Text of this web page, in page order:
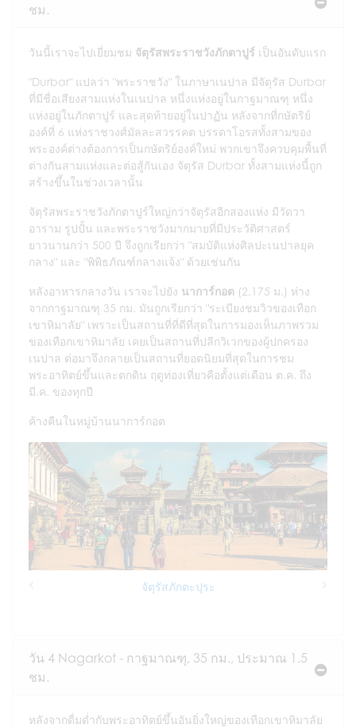
ชม.
วันนี้เราจะไปเยี่ยมชม จัตุรัสพระราชวังภักตาปูร์ เป็นอันดับแรก
"Durbar" แปลว่า "พระราชวัง" ในภาษาเนปาล มีจัตุรัส Durbar
ที่มีชื่อเสียงสามแห่งในเนปาล หนึ่งแห่งอยู่ในกาฐมาณฑุ หนึ่ง
แห่งอยู่ในภักตาปูร์ และสุดท้ายอยู่ในปาฏัน หลังจากที่กษัตริย์
องค์ที่ 6 แห่งราชวงศ์มัลละสวรรคต บรรดาโอรสทั้งสามของ
พระองค์ต่างต้องการเป็นกษัตริย์องค์ใหม่ พวกเขาจึงควบคุมพื้นที่
ต่างกันสามแห่งและต่อสู้กันเอง จัตุรัส Durbar ทั้งสามแห่งนี้ถูก
สร้างขึ้นในช่วงเวลานั้น
จัตุรัสพระราชวังภักตาปูร์ใหญ่กว่าจัตุรัสอีกสองแห่ง มีวัดวา
อาราม รูปปั้น และพระราชวังมากมายที่มีประวัติศาสตร์
ยาวนานกว่า 500 ปี จึงถูกเรียกว่า "สมบัติแห่งศิลปะเนปาลยุค
กลาง" และ "พิพิธภัณฑ์กลางแจ้ง" ด้วยเช่นกัน
หลังอาหารกลางวัน เราจะไปยัง นาการ์กอต (2,175 ม.) ห่าง
จากกาฐมาณฑุ 35 กม. มันถูกเรียกว่า "ระเบียงชมวิวของเทือก
เขาหิมาลัย" เพราะเป็นสถานที่ที่ดีที่สุดในการมองเห็นภาพรวม
ของเทือกเขาหิมาลัย เคยเป็นสถานที่ปลีกวิเวกของผู้ปกครอง
เนปาล ต่อมาจึงกลายเป็นสถานที่ยอดนิยมที่สุดในการชม
พระอาทิตย์ขึ้นและตกดิน ฤดูท่องเที่ยวคือตั้งแต่เดือน ต.ค. ถึง
มี.ค. ของทุกปี
ค้างคืนในหมู่บ้านนาการ์กอต
จัตุรัสภักตะปุระ
วัน 4 Nagarkot - กาฐมาณฑุ, 35 กม., ประมาณ 1.5
ชม.
หลังจากดื่มด่ำกับพระอาทิตย์ขึ้นอันยิ่งใหญ่ของเทือกเขาหิมาลัย